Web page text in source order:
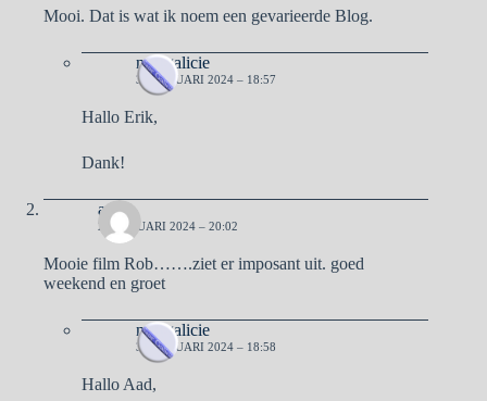
Mooi. Dat is wat ik noem een gevarieerde Blog.
naargalicie
3 FEBRUARI 2024 – 18:57
Hallo Erik,
Dank!
aad
2 FEBRUARI 2024 – 20:02
Mooie film Rob…….ziet er imposant uit. goed
weekend en groet
naargalicie
3 FEBRUARI 2024 – 18:58
Hallo Aad,